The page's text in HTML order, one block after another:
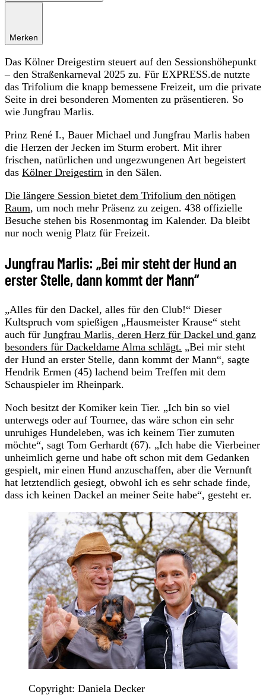
Merken
Das Kölner Dreigestirn steuert auf den Sessionshöhepunkt
– den Straßenkarneval 2025 zu. Für EXPRESS.de nutzte
das Trifolium die knapp bemessene Freizeit, um die private
Seite in drei besonderen Momenten zu präsentieren. So
wie Jungfrau Marlis.
Prinz René I., Bauer Michael und Jungfrau Marlis haben
die Herzen der Jecken im Sturm erobert. Mit ihrer
frischen, natürlichen und ungezwungenen Art begeistert
das Kölner Dreigestirn in den Sälen.
Die längere Session bietet dem Trifolium den nötigen
Raum, um noch mehr Präsenz zu zeigen. 438 offizielle
Besuche stehen bis Rosenmontag im Kalender. Da bleibt
nur noch wenig Platz für Freizeit.
Jungfrau Marlis: „Bei mir steht der Hund an
erster Stelle, dann kommt der Mann“
„Alles für den Dackel, alles für den Club!“ Dieser
Kultspruch vom spießigen „Hausmeister Krause“ steht
auch für Jungfrau Marlis, deren Herz für Dackel und ganz
besonders für Dackeldame Alma schlägt. „Bei mir steht
der Hund an erster Stelle, dann kommt der Mann“, sagte
Hendrik Ermen (45) lachend beim Treffen mit dem
Schauspieler im Rheinpark.
Noch besitzt der Komiker kein Tier. „Ich bin so viel
unterwegs oder auf Tournee, das wäre schon ein sehr
unruhiges Hundeleben, was ich keinem Tier zumuten
möchte“, sagt Tom Gerhardt (67). „Ich habe die Vierbeiner
unheimlich gerne und habe oft schon mit dem Gedanken
gespielt, mir einen Hund anzuschaffen, aber die Vernunft
hat letztendlich gesiegt, obwohl ich es sehr schade finde,
dass ich keinen Dackel an meiner Seite habe“, gesteht er.
Copyright: Daniela Decker